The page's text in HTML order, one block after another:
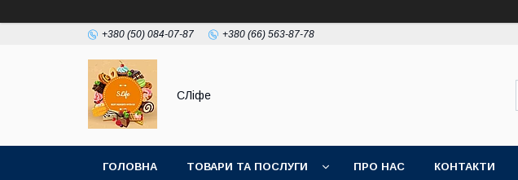
+380 (50) 084-07-87 +380 (66) 563-87-78
СЛіфе
ГОЛОВНА ТОВАРИ ТА ПОСЛУГИ ПРО НАС КОНТАКТИ